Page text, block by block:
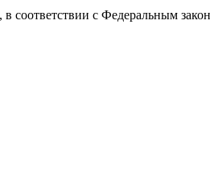
соответствии с Федеральным